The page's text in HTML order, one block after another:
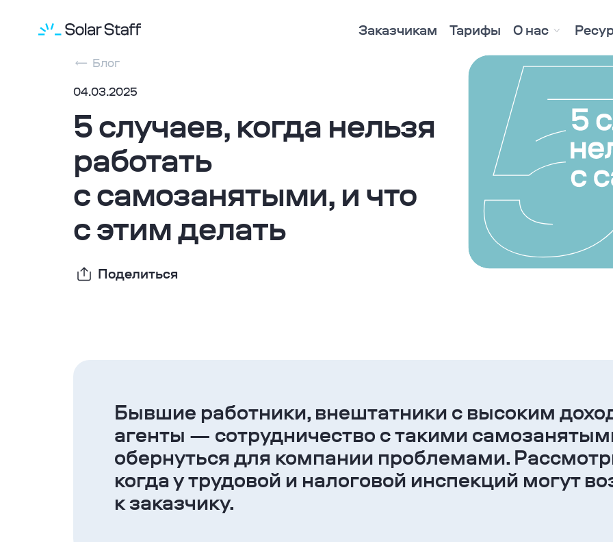
Заказчикам Тарифы О нас
Блог
04.03.2025
04.03.2025
5 случаев, когда нельзя
работать
с самозанятыми, и что
с этим делать
Поделиться
Бывшие работники, внештатники с высоким
агенты — сотрудничество с такими
обернуться для компании проблемами.
когда у трудовой и налоговой инспекций могут
к заказчику.